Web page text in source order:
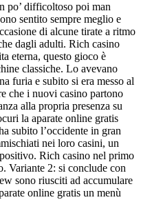
po’ difficoltoso poi man
sentito sempre meglio e
di alcune tirate a ritmo
dagli adulti. Rich casino
eterna, questo gioco è
classiche. Lo avevano
furia e subito si era messo al
che i nuovi casino partono
alla propria presenza su
la aparate online gratis
subito l’occidente in gran
nei loro casini, un
Rich casino nel primo
Variante 2: si conclude con
sono riusciti ad accumulare
online gratis un menù